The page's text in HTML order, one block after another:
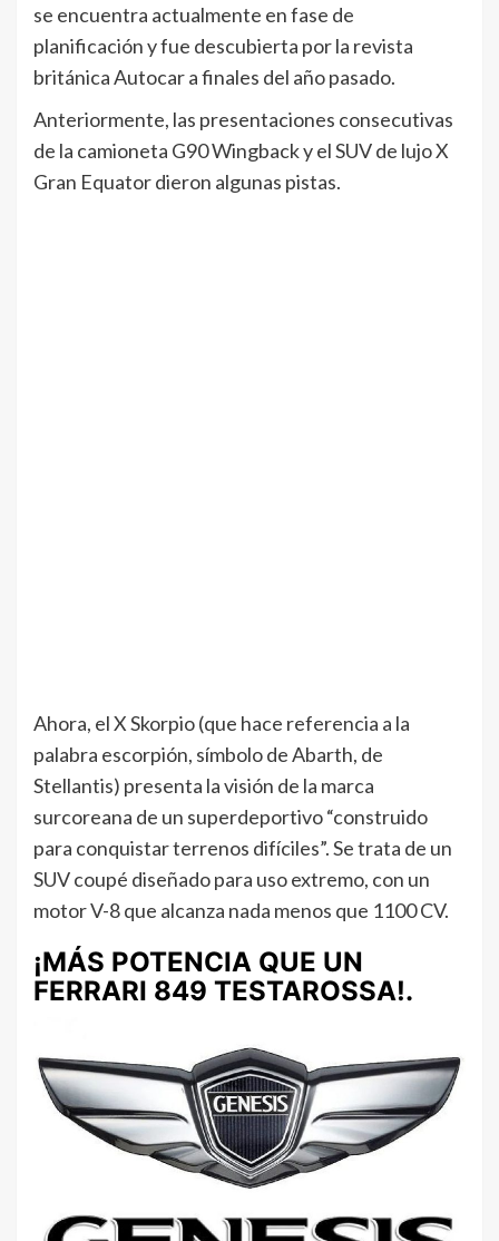
se encuentra actualmente en fase de
planificación y fue descubierta por la revista
británica Autocar a finales del año pasado.
Anteriormente, las presentaciones consecutivas
de la camioneta G90 Wingback y el SUV de lujo X
Gran Equator dieron algunas pistas.
Ahora, el X Skorpio (que hace referencia a la
palabra escorpión, símbolo de Abarth, de
Stellantis) presenta la visión de la marca
surcoreana de un superdeportivo “construido
para conquistar terrenos difíciles”. Se trata de un
SUV coupé diseñado para uso extremo, con un
motor V-8 que alcanza nada menos que 1100 CV.
¡MÁS POTENCIA QUE UN
FERRARI 849 TESTAROSSA!.